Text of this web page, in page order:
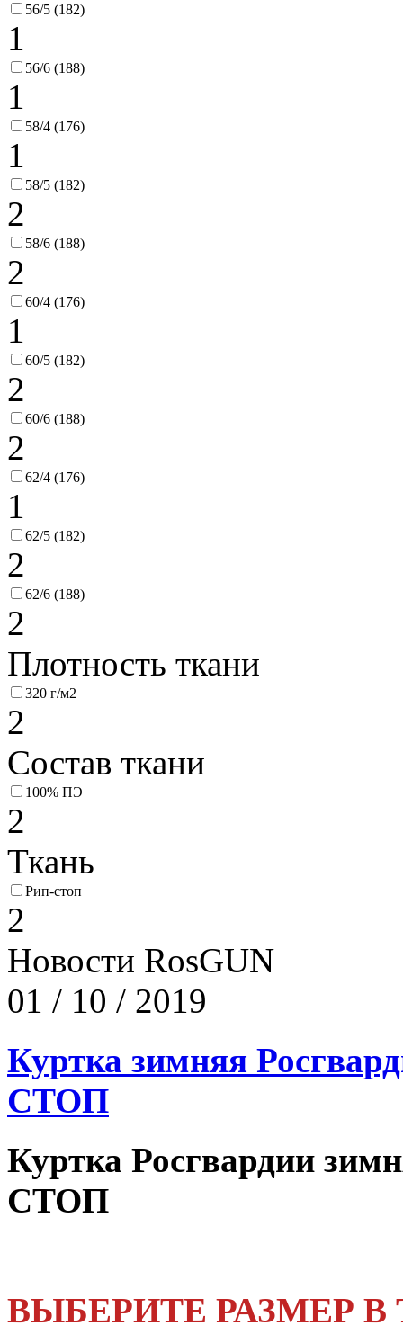
56/5 (182)
1
56/6 (188)
1
58/4 (176)
1
58/5 (182)
2
58/6 (188)
2
60/4 (176)
1
60/5 (182)
2
60/6 (188)
2
62/4 (176)
1
62/5 (182)
2
62/6 (188)
2
Плотность ткани
320 г/м2
2
Состав ткани
100% ПЭ
2
Ткань
Рип-стоп
2
Новости RosGUN
01 / 10 / 2019
Куртка зимняя
СТОП
Куртка Росгвардии
СТОП
ВЫБЕРИТЕ РАЗМЕР В